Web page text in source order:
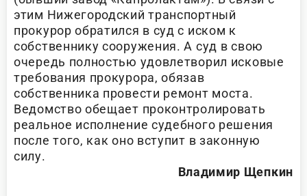
этим Нижегородский транспортный
прокурор обратился в суд с иском к
собственнику сооружения. А суд в свою
очередь полностью удовлетворил исковые
требования прокурора, обязав
собственника провести ремонт моста.
Ведомство обещает проконтролировать
реальное исполнение судебного решения
после того, как оно вступит в законную
силу.
Владимир Щепкин